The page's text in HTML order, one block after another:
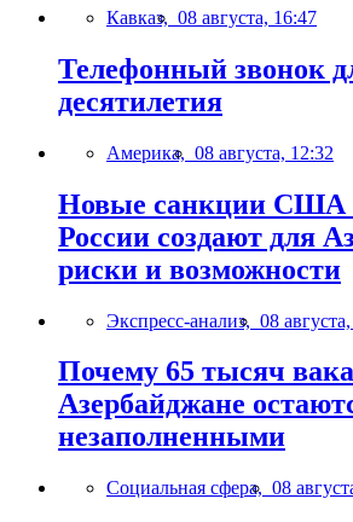
Кавказ, 08 августа, 16:47
Телефонный звонок
десятилетия
Америка, 08 августа, 12:32
Новые санкции США
России создают для
риски и возможности
Экспресс-анализ, 08
Почему 65 тысяч
Азербайджане
незаполненными
Социальная сфера, 08